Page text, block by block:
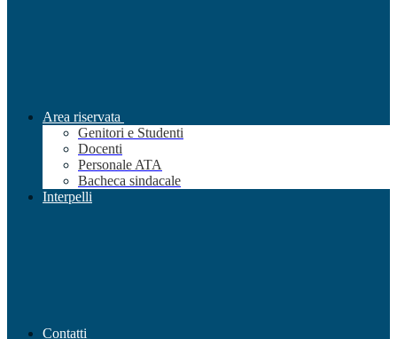
Area riservata
Genitori e Studenti
Docenti
Personale ATA
Bacheca sindacale
Interpelli
Contatti